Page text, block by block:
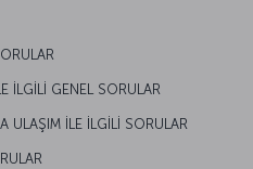
İLGİLİ GENEL SORULAR
ULAŞIM İLE İLGİLİ SORULAR